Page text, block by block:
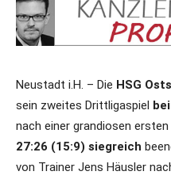
Neustadt i.H. – Die HSG
sein zweites Drittligaspiel
nach einer grandiosen
27:26 (15:9) siegreich
von Trainer Jens Häusler